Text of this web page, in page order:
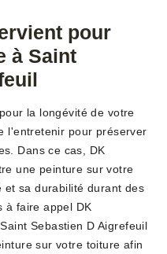
pour
à Saint
la longévité de votre
l'entretenir pour préserver
Dans ce cas, DK
une peinture sur votre
sa durabilité durant des
à faire appel DK
Sebastien D Aigrefeuil
sur votre toiture afin